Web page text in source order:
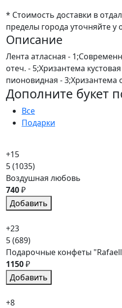
* Стоимость доставки в
пределы города уточняйте у
Описание
Лента атласная -
отеч. - 5;Хризантема
пионовидная - 3;Хризантема
Дополните букет
Все
Подарки
+15
5(1035)
Воздушная любовь
740₽
Добавить
+23
5(689)
Подарочные конфеты
1150₽
Добавить
+8